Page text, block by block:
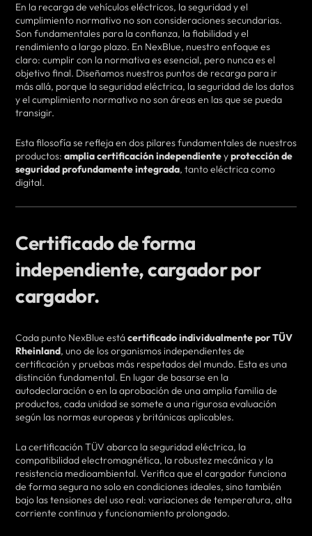
En la recarga de vehículos eléctricos, la seguridad y el
cumplimiento normativo no son consideraciones secundarias.
Son fundamentales para la confianza, la fiabilidad y el
rendimiento a largo plazo. En NexBlue, nuestro enfoque es
claro: cumplir con la normativa es esencial, pero nunca es el
objetivo final. Diseñamos nuestros puntos de recarga para ir
más allá, porque la seguridad eléctrica, la seguridad de los datos
y el cumplimiento normativo no son áreas en las que se pueda
transigir.
Esta filosofía se refleja en dos pilares fundamentales de nuestros
productos: amplia certificación independienteyprotección de
seguridad profundamente integrada, tanto eléctrica como
digital.
Certificado de forma
independiente, cargador por
cargador.
Cada punto NexBlue estácertificado individualmente por TÜV
Rheinland, uno de los organismos independientes de
certificación y pruebas más respetados del mundo. Esta es una
distinción fundamental. En lugar de basarse en la
autodeclaración o en la aprobación de una amplia familia de
productos, cada unidad se somete a una rigurosa evaluación
según las normas europeas y británicas aplicables.
La certificación TÜV abarca la seguridad eléctrica, la
compatibilidad electromagnética, la robustez mecánica y la
resistencia medioambiental. Verifica que el cargador funciona
de forma segura no solo en condiciones ideales, sino también
bajo las tensiones del uso real: variaciones de temperatura, alta
corriente continua y funcionamiento prolongado.